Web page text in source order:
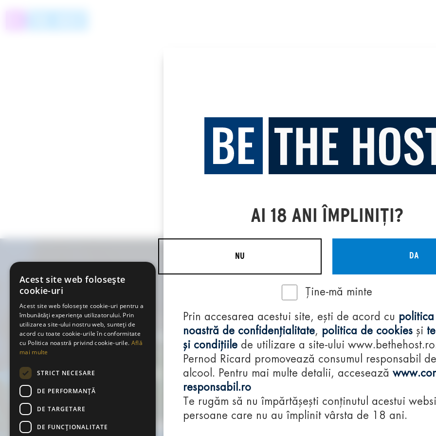
consumă-
AI 18 ANI ÎMPLINIȚI?
NU DA
Ține-mă minte
Prin accesarea acestui site, ești de acord cu politica
noastră de confidențialitate, politica de cookies și
și condițiile de utilizare a site-ului
Pernod Ricard promovează consumul responsabil de
alcool. Pentru mai multe detalii, accesează
responsabil.ro
Te rugăm să nu împărtășești conținutul acestui
persoane care nu au împlinit vârsta de 18 ani.
Acest site web folosește
cookie-uri
Acest site web folosește cookie-uri pentru a
îmbunătăți experiența utilizatorului. Prin
utilizarea site-ului nostru web, sunteți de
acord cu toate cookie-urile în conformitate
cu Politica noastră privind cookie-urile. Află
mai multe
STRICT NECESARE
DE PERFORMANȚĂ
DE TARGETARE
DE FUNCŢIONALITATE